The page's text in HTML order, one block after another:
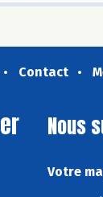
Contact
Nous
Votre